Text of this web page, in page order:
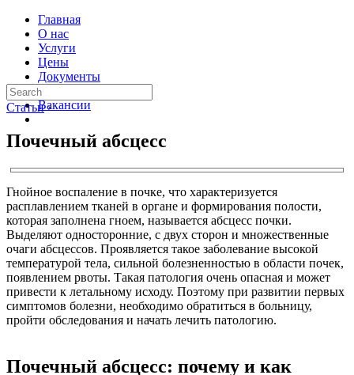
Главная
О нас
Услуги
Цены
Документы
Контакты
Вакансии
Статьи ›
Почечный абсцесс
Гнойное воспаление в почке, что характеризуется
расплавлением тканей в органе и формирования полости,
которая заполнена гноем, называется абсцесс почки.
Выделяют односторонние, с двух сторон и множественные
очаги абсцессов. Проявляется такое заболевание высокой
температурой тела, сильной болезненностью в области почек,
появлением рвоты. Такая патология очень опасная и может
привести к летальному исходу. Поэтому при развитии первых
симптомов болезни, необходимо обратиться в больницу,
пройти обследования и начать лечить патологию.
Почечный абсцесс: почему и как